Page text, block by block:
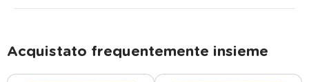
Acquistato frequentemente insieme